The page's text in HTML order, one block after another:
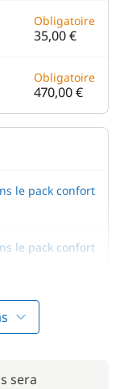
Obligatoire
35,00 €
Obligatoire
470,00 €
le pack confort
le pack confort
le pack confort
sera